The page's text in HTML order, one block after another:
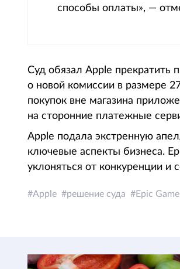
способы оплаты», —
Суд обязал Apple прекратить
о новой комиссии в размере
покупок вне магазина
на сторонние платежные
Apple подала экстренную
ключевые аспекты бизнеса.
уклоняться от конкуренции и
Apple решение суда Epic